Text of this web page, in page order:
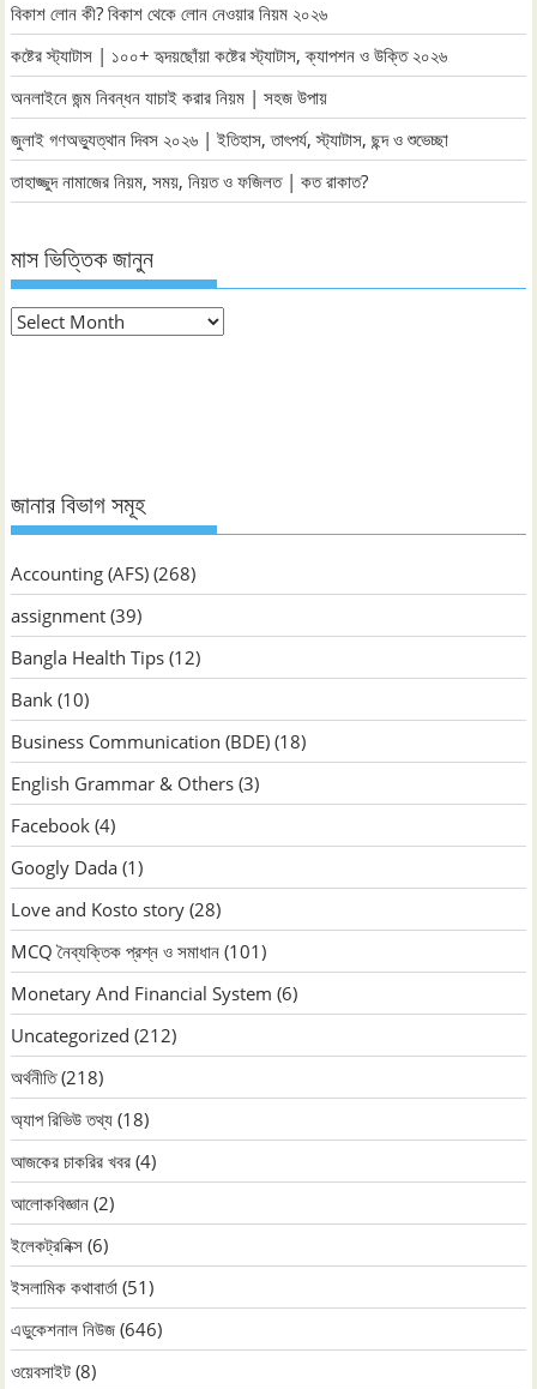
বিকাশ লোন কী? বিকাশ থেকে লোন নেওয়ার নিয়ম ২০২৬
কষ্টের স্ট্যাটাস | ১০০+ হৃদয়ছোঁয়া কষ্টের স্ট্যাটাস, ক্যাপশন ও উক্তি ২০২৬
অনলাইনে জন্ম নিবন্ধন যাচাই করার নিয়ম | সহজ উপায়
জুলাই গণঅভ্যুত্থান দিবস ২০২৬ | ইতিহাস, তাৎপর্য, স্ট্যাটাস, ছন্দ ও শুভেচ্ছা
তাহাজ্জুদ নামাজের নিয়ম, সময়, নিয়ত ও ফজিলত | কত রাকাত?
মাস ভিত্তিক জানুন
মাস
জানার বিভাগ সমূহ
Accounting (AFS) (268)
assignment (39)
Bangla Health Tips (12)
Bank (10)
Business Communication (BDE) (18)
English Grammar & Others (3)
Facebook (4)
Googly Dada (1)
Love and Kosto story (28)
MCQ নৈব্যক্তিক প্রশ্ন ও সমাধান (101)
Monetary And Financial System (6)
Uncategorized (212)
অর্থনীতি(218)
অ্যাপ রিভিউ তথ্য (18)
আজকের চাকরির খবর (4)
আলোকবিজ্ঞান (2)
ইলেকট্রনিক্স (6)
ইসলামিক কথাবার্তা (51)
এডুকেশনাল নিউজ (646)
ওয়েবসাইট (8)